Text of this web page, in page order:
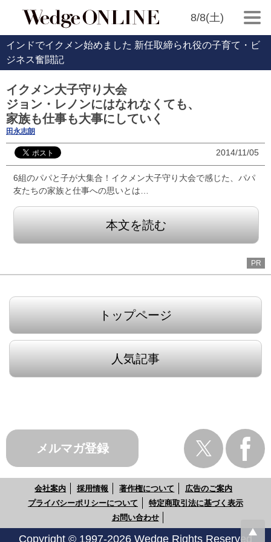
8/8(土)
インドでイクメン始めました 新任取締られ役の子育て・ビ
ジネス奮闘記
イクメン大子守り大会
ジョン・レノンにはなれなくても、
家族も仕事も大事にしていく
田永志朗
2014/11/05
6組のパパと子が大集合！イクメン大子守り大会で感じた、パパ
友たちの家族と仕事への思いとは…
本文を読む
PR
トップページ
人気記事
メルマガ登録
会社案内 採用情報 著作権について
広告のご案内
プライバシーポリシーについて
特定商取引法に基づく表示
お問い合わせ
Copyright © 1997-2026 Wedge Rights Reserved